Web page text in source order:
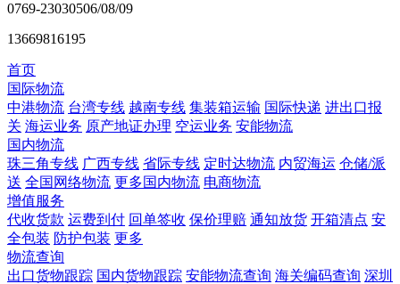
0769-23030506/08/09
13669816195
首页
国际物流
中港物流 台湾专线 越南专线 集装箱运输 国际快递 进出口报
关 海运业务 原产地证办理 空运业务 安能物流
国内物流
珠三角专线 广西专线 省际专线 定时达物流 内贸海运 仓储/派
送 全国网络物流 更多国内物流 电商物流
增值服务
代收货款 运费到付 回单签收 保价理赔 通知放货 开箱清点 安
全包装 防护包装 更多
物流查询
出口货物跟踪 国内货物跟踪 安能物流查询 海关编码查询 深圳